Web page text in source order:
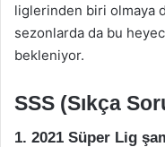
liglerinden biri olmaya
sezonlarda da bu
bekleniyor.
SSS (Sıkça
1. 2021 Süper Lig